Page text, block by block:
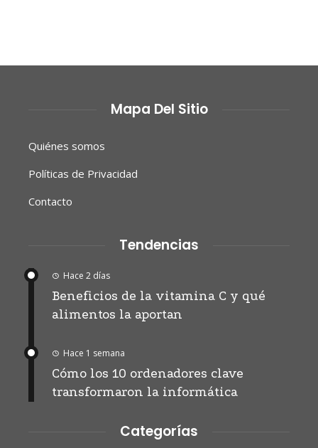
Mapa Del Sitio
Quiénes somos
Políticas de Privacidad
Contacto
Tendencias
Hace 2 días
Beneficios de la vitamina C y qué
alimentos la aportan
Hace 1 semana
Cómo los 10 ordenadores clave
transformaron la informática
Categorías